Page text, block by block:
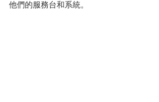
他們的服務台和系統。